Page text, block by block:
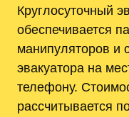
Круглосуточный
обеспечивается
манипуляторов и
эвакуатора на
телефону.
рассчитывается